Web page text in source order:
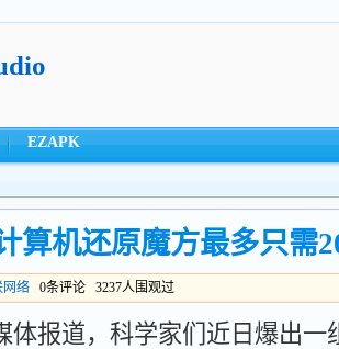
EZAPK
算机还原魔方最多只需
网络 0条评论 3237人围观过
报道，科学家们近日爆出一